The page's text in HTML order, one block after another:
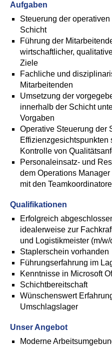
Aufgaben
Steuerung der
Schicht
Führung der
wirtschaftlicher,
Ziele
Fachliche und
Mitarbeitenden
Umsetzung der
innerhalb der Schicht
Vorgaben
Operative Steuerung der
Effizienzgesichtspunkten
Kontrolle von
Personaleinsatz- und
dem Operations
mit den
Qualifikationen
Erfolgreich
idealerweise zur
und Logistikmeister (m/w/
Staplerschein vorhanden
Führungserfahrung im
Kenntnisse in Microsoft
Schichtbereitschaft
Wünschenswert
Umschlagslager
Unser Angebot
Moderne